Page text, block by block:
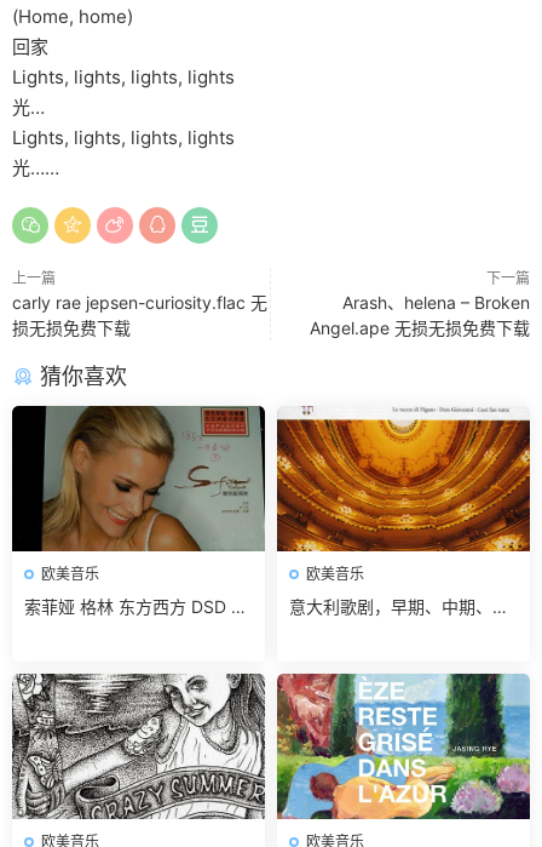
(Home, home)
回家
Lights, lights, lights, lights
光…
Lights, lights, lights, lights
光……
上一篇
carly rae jepsen-curiosity.flac 无
损无损免费下载
下一篇
Arash、helena – Broken
Angel.ape 无损无损免费下载
猜你喜欢
欧美音乐
索菲娅 格林 东方西方 DSD 1C
欧美音乐
意大利歌剧，早期、中期、晚
欧美音乐 欧美音乐